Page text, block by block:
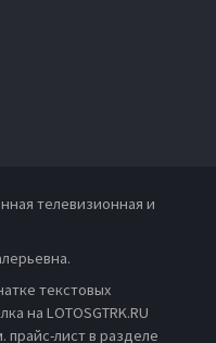
телевизионная и
текстовых
на LOTOSGTRK.RU
прайс-лист в разделе